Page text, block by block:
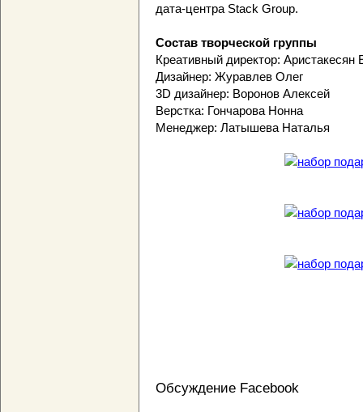
дата-центра Stack Group.
Состав творческой группы
Креативный директор: Аристакесян
Дизайнер: Журавлев Олег
3D дизайнер: Воронов Алексей
Верстка: Гончарова Нонна
Менеджер: Латышева Наталья
Обсуждение Facebook